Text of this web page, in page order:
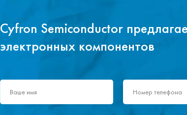
Cyfron Semiconductor
электронных компонентов